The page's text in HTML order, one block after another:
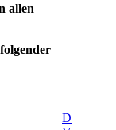
allen
D